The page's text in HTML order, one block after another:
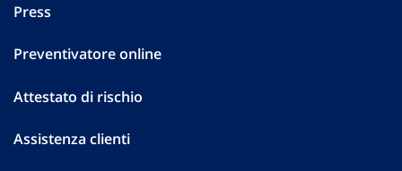
Press
Preventivatore online
Attestato di rischio
Assistenza clienti